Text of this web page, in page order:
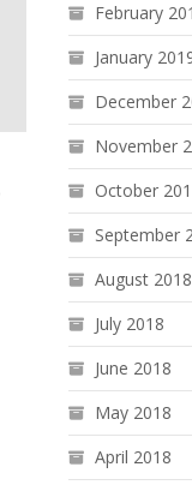
February
January
December
November
October
September
August 2018
July 2018
June 2018
May 2018
April 2018